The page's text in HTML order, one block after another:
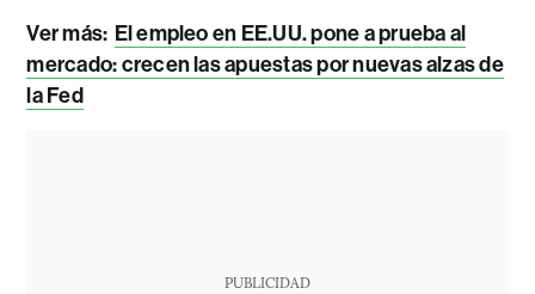
Ver más: El empleo en EE.UU. pone a prueba al
mercado: crecen las apuestas por nuevas alzas de
la Fed
PUBLICIDAD